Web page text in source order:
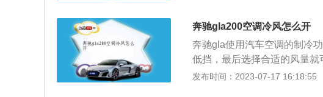
车辆在户外暴晒很久，驾驶员
开，把车内的热气给排出去
出去。热气散出去后，驾驶
风。刚开始的空调温度可以
适宜的温度，车内外的温差不
奔驰gla200空调冷风怎么开
奔驰gla使用汽车空调的制冷
低挡，最后选择合适的风量
冷的，ac按钮是汽车空调的制
发布时间：2023-07-17 16:18:55